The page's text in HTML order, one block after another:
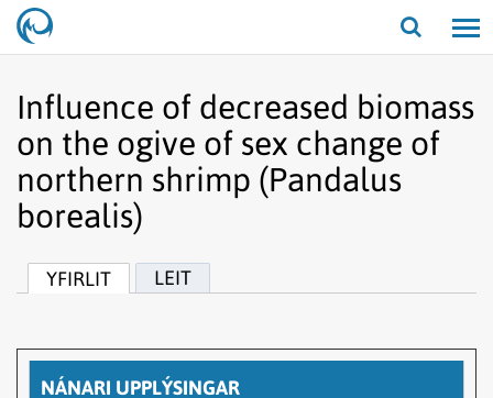
Opna/
Influence of decreased biomass
on the ogive of sex change of
northern shrimp (Pandalus
borealis)
YFIRLIT LEIT
NÁNARI UPPLÝSINGAR